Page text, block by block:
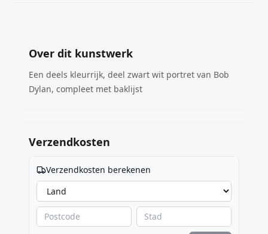
Over dit kunstwerk
Een deels kleurrijk, deel zwart wit portret van Bob
Dylan, compleet met baklijst
Verzendkosten
Verzendkosten berekenen